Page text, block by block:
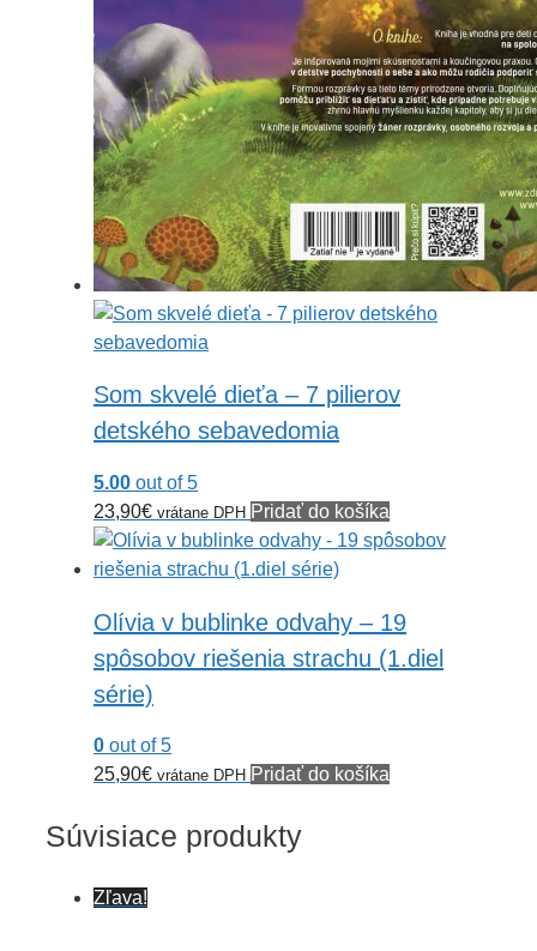
Som skvelé dieťa – 7 pilierov
detského sebavedomia
5.00 out of 5
23,90€ vrátane DPH Pridať do košíka
Olívia v bublinke odvahy – 19
spôsobov riešenia strachu (1.diel
série)
0 out of 5
25,90€ vrátane DPH Pridať do košíka
Súvisiace produkty
Zľava!